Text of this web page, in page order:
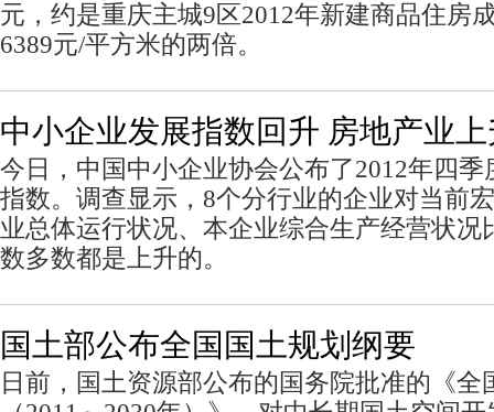
元，约是重庆主城9区2012年新建商品住房
6389元/平方米的两倍。
中小企业发展指数回升 房地产业
今日，中国中小企业协会公布了2012年四
指数。调查显示，8个分行业的企业对当前
业总体运行状况、本企业综合生产经营状况
数多数都是上升的。
国土部公布全国国土规划纲要
日前，国土资源部公布的国务院批准的《全